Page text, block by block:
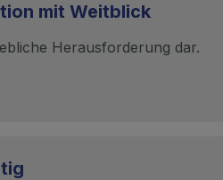
mit Weitblick
Herausforderung dar.